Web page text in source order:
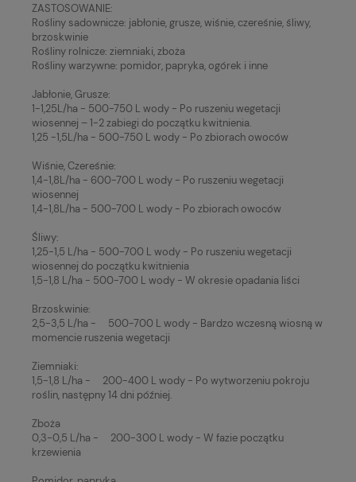
ZASTOSOWANIE:
Rośliny sadownicze: jabłonie, grusze, wiśnie, czereśnie, śliwy,
brzoskwinie
Rośliny rolnicze: ziemniaki, zboża
Rośliny warzywne: pomidor, papryka, ogórek i inne
Jabłonie, Grusze:
1-1,25L/ha - 500-750 L wody - Po ruszeniu wegetacji
wiosennej – 1-2 zabiegi do początku kwitnienia.
1,25 -1,5L/ha - 500-750 L wody - Po zbiorach owoców
Wiśnie, Czereśnie:
1,4-1,8L/ha - 600-700 L wody - Po ruszeniu wegetacji
wiosennej
1,4-1,8L/ha - 500-700 L wody - Po zbiorach owoców
Śliwy:
1,25-1,5 L/ha - 500-700 L wody - Po ruszeniu wegetacji
wiosennej do początku kwitnienia
1,5-1,8 L/ha - 500-700 L wody - W okresie opadania liści
Brzoskwinie:
2,5-3,5 L/ha - 500-700 L wody - Bardzo wczesną wiosną w
momencie ruszenia wegetacji
Ziemniaki:
1,5-1,8 L/ha - 200-400 L wody - Po wytworzeniu pokroju
roślin, następny 14 dni później.
Zboża
0,3-0,5 L/ha - 200-300 L wody - W fazie początku
krzewienia